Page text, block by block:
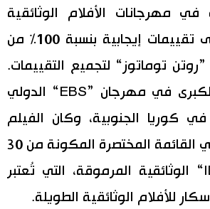
مهرجانات الأفلام الوثائقية
الدولية وحصل على تقييمات إيجابية بنسبة 100% من
توماتوز“ لتجميع التقييمات.
كما فاز بالجائزة الكبرى في مهرجان ”EBS“ الدولي
في كوريا الجنوبية، وكان الفيلم
الآسيوي الوحيد في القائمة المختصرة المكونة من 30
فيلمًا لجوائز ”IDA“ الوثائقية المرموقة، التي تُعتبر
للأفلام الوثائقية الطويلة.